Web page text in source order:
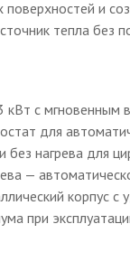
поверхностей и
тепла без
с мгновенным
для
без нагрева для
—
корпус с
при